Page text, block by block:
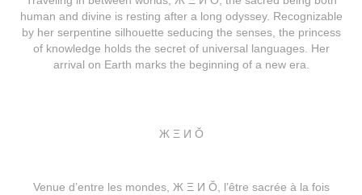
human and divine is resting after a long odyssey. Recognizable
by her serpentine silhouette seducing the senses, the princess
of knowledge holds the secret of universal languages. Her
arrival on Earth marks the beginning of a new era.
Ж Ξ И Ŏ
Venue d’entre les mondes, Ж Ξ И Ŏ, l’être sacrée à la fois